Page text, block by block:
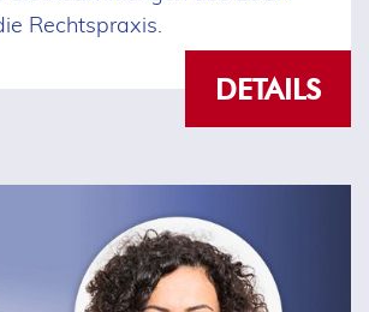
Rechtspraxis.
DETAILS